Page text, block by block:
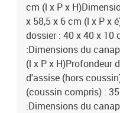
cm (l x P x
x 58,5 x 6 cm (l x P x
dossier : 40 x 40 x 10
:Dimensions du
(l x P x H)Profondeur
d'assise (hors
(coussin compris) :
:Dimensions du